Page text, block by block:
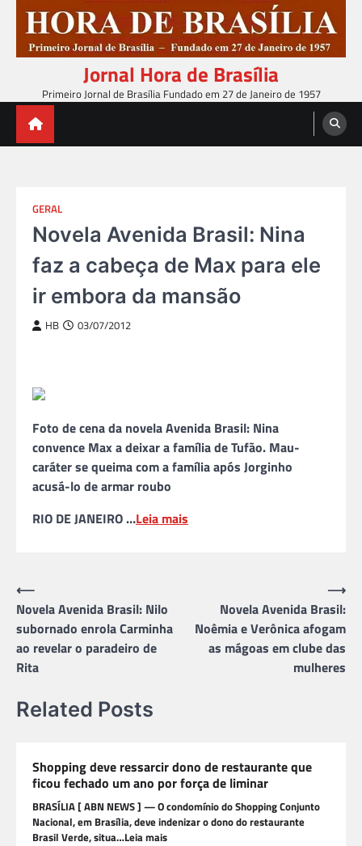
content
Jornal Hora de Brasília
Primeiro Jornal de Brasília Fundado em 27 de Janeiro de 1957
GERAL
Novela Avenida Brasil: Nina
faz a cabeça de Max para ele
ir embora da mansão
HB 03/07/2012
Foto de cena da novela Avenida Brasil: Nina
convence Max a deixar a família de Tufão. Mau-
caráter se queima com a família após Jorginho
acusá-lo de armar roubo
RIO DE JANEIRO …Leia mais
Navegação
de
Post
⟵
Novela Avenida Brasil: Nilo
subornado enrola Carminha
ao revelar o paradeiro de
Rita
Novela Avenida Brasil:
Noêmia e Verônica afogam
as mágoas em clube das
mulheres
⟶
Related Posts
Shopping deve ressarcir dono de restaurante que
ficou fechado um ano por força de liminar
BRASÍLIA [ ABN NEWS ] — O condomínio do Shopping Conjunto
Nacional, em Brasília, deve indenizar o dono do restaurante
Brasil Verde, situa…Leia mais